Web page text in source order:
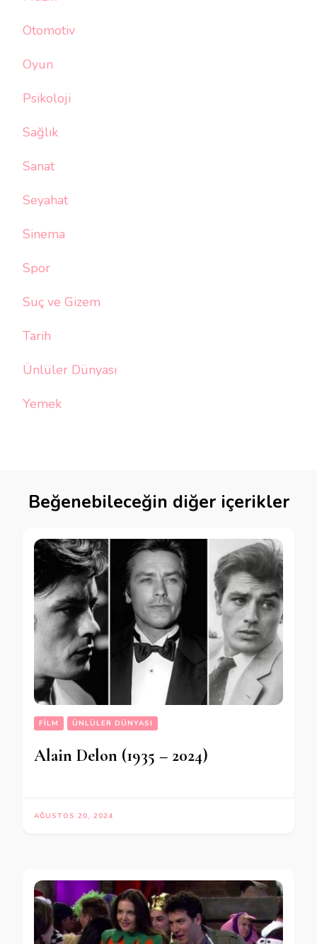
Otomotiv
Oyun
Psikoloji
Sağlık
Sanat
Seyahat
Sinema
Spor
Suç ve Gizem
Tarih
Ünlüler Dünyası
Yemek
Beğenebileceğin diğer içerikler
FILM ÜNLÜLER DÜNYASI
Alain Delon (1935 – 2024)
AĞUSTOS 20, 2024